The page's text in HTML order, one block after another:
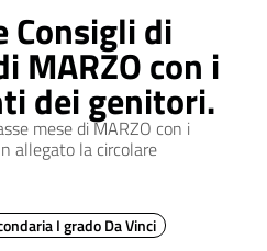
Consigli di
MARZO con i
dei genitori.
mese di MARZO con i
allegato la circolare
I grado Da Vinci